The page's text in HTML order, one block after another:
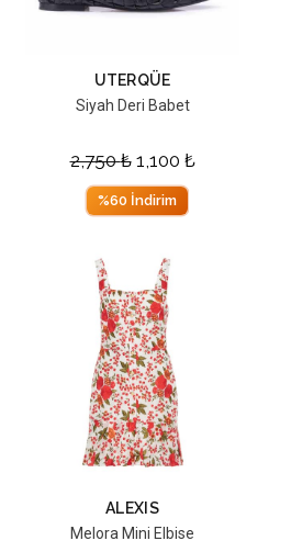
UTERQÜE
Siyah Deri Babet
2,750₺ 1,100 ₺
%60 İndirim
ALEXIS
Melora Mini Elbise